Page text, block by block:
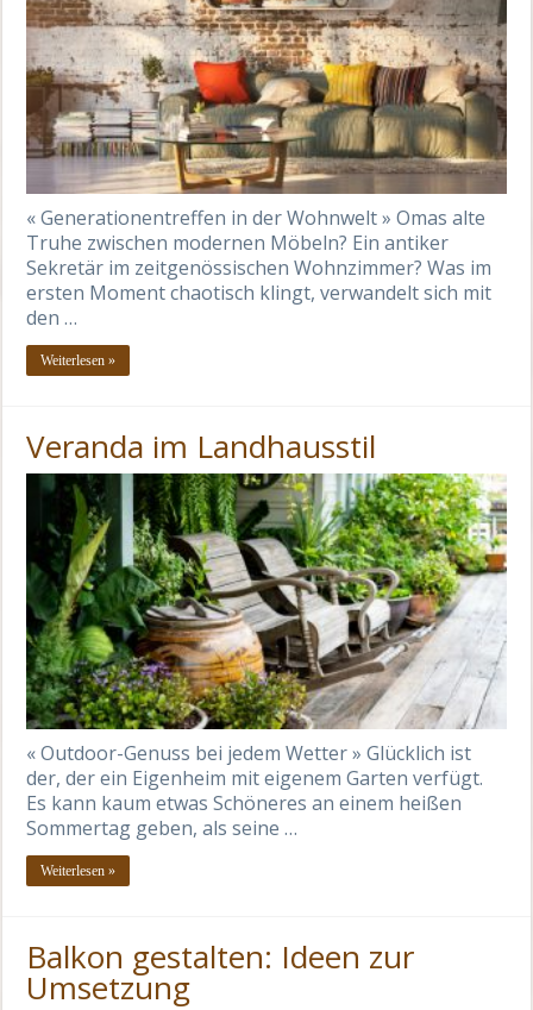
« Generationentreffen in der Wohnwelt » Omas alte
Truhe zwischen modernen Möbeln? Ein antiker
Sekretär im zeitgenössischen Wohnzimmer? Was im
ersten Moment chaotisch klingt, verwandelt sich mit
den …
Weiterlesen »
Veranda im Landhausstil
« Outdoor-Genuss bei jedem Wetter » Glücklich ist
der, der ein Eigenheim mit eigenem Garten verfügt.
Es kann kaum etwas Schöneres an einem heißen
Sommertag geben, als seine …
Weiterlesen »
Balkon gestalten: Ideen zur
Umsetzung